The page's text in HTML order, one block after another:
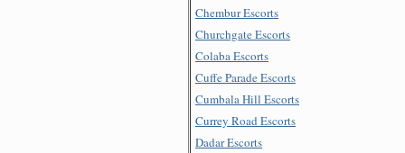
Chembur Escorts
Churchgate Escorts
Colaba Escorts
Cuffe Parade Escorts
Cumbala Hill Escorts
Currey Road Escorts
Dadar Escorts